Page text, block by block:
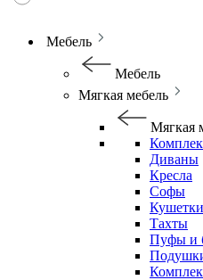
Мебель
Мебель
Мягкая мебель
Мягкая
Диваны
Кресла
Софы
Кушетки
Тахты
Пуфы и